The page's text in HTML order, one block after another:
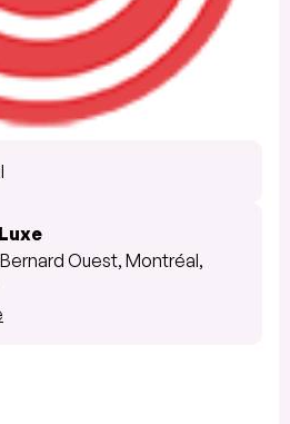
Bernard Ouest, Montréal,